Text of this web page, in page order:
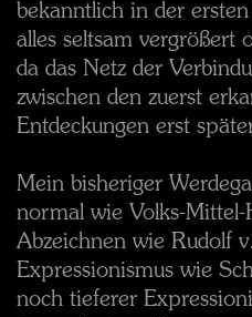
bekanntlich in der
alles seltsam vergrößert
da das Netz der
zwischen den zuerst
Entdeckungen erst
Mein bisheriger
normal wie Volks-
Abzeichnen wie Rudolf
Expressionismus wie
noch tieferer